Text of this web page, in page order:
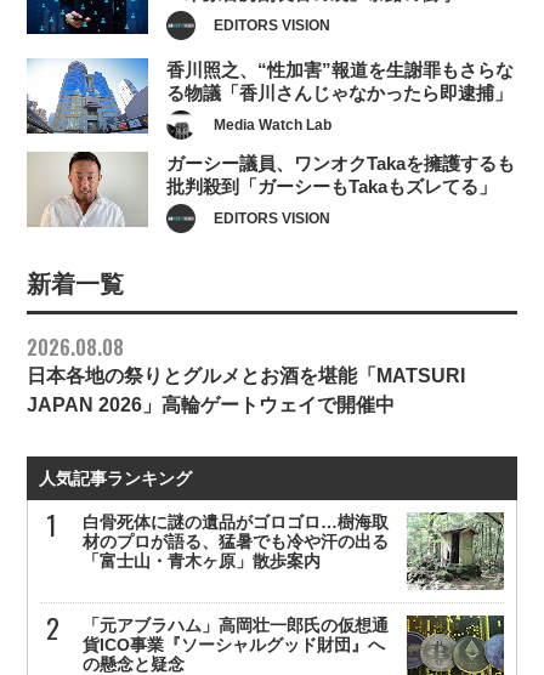
EDITORS VISION
香川照之、“性加害”報道を生謝罪もさらな
る物議「香川さんじゃなかったら即逮捕」
Media Watch Lab
ガーシー議員、ワンオクTakaを擁護するも
批判殺到「ガーシーもTakaもズレてる」
EDITORS VISION
新着一覧
2026.08.08
日本各地の祭りとグルメとお酒を堪能「MATSURI
JAPAN 2026」高輪ゲートウェイで開催中
人気記事ランキング
白骨死体に謎の遺品がゴロゴロ…樹海取
材のプロが語る、猛暑でも冷や汗の出る
「富士山・青木ヶ原」散歩案内
「元アブラハム」高岡壮一郎氏の仮想通
貨ICO事業『ソーシャルグッド財団』へ
の懸念と疑念